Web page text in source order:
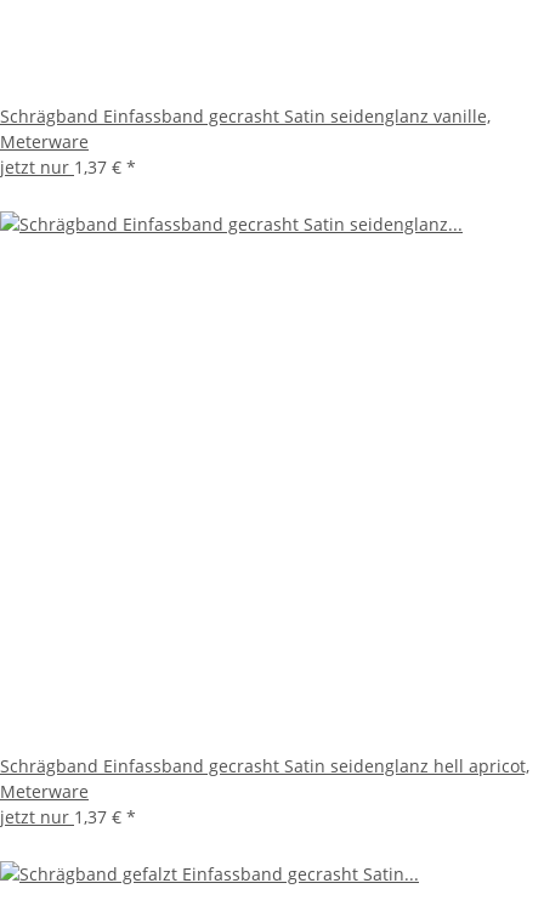
Schrägband Einfassband gecrasht Satin seidenglanz vanille,
Meterware
jetzt nur 1,37 € *
Schrägband Einfassband gecrasht Satin seidenglanz hell apricot,
Meterware
jetzt nur 1,37 € *